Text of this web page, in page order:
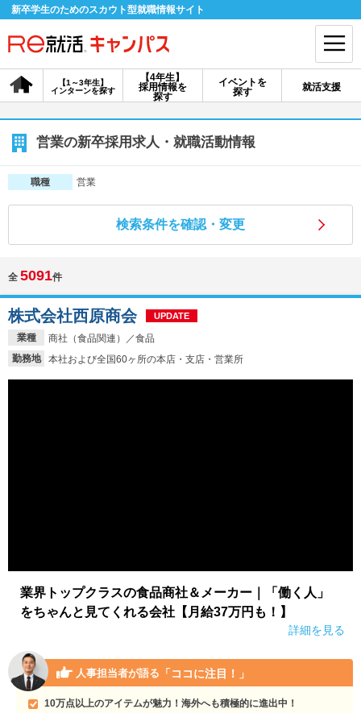
新卒学生のためのスカウト型就職情報サイト
【4年生】
採用情報を
探す
【1～3年生】
インターンを探す
イベントを
探す
就活支援
会員登録 ログイン
会員ID・パスワードを忘れた方はこちら
探す
【4年生】
【1～3年生】
イベントを探す スカウト お知らせ
就活ノウハウ・サポート
営業の新卒採用求人・就職活動情報
職種 営業
検索条件を確認・変更
全 5091件
業種
商社（食品関連）／食品
勤務地
本社および全国60ヶ所の本店・支店・営業所
株式会社西原商会 UPDATE
業界トップクラスの食品商社＆メーカー｜「働く人」
をちゃんと見てくれる会社【月給37万円も！】
詳細を見る
人事担当者が語る 「ココに注目！」
10万点以上のアイテムが魅力！海外へも積極的に進出中！